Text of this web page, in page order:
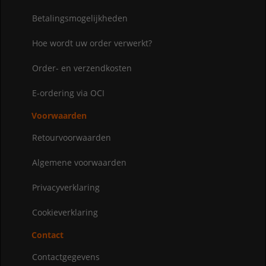
Betalingsmogelijkheden
Hoe wordt uw order verwerkt?
Order- en verzendkosten
E-ordering via OCI
Voorwaarden
Retourvoorwaarden
Algemene voorwaarden
Privacyverklaring
Cookieverklaring
Contact
Contactgegevens